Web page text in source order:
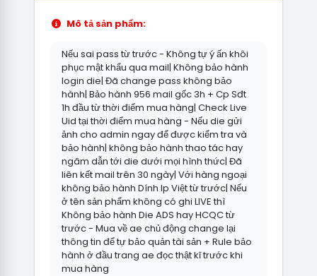
Mô tả sản phẩm:
Nếu sai pass từ trước - Không tự ý ấn khôi
phục mật khẩu qua mail| Không bảo hành
login die| Đã change pass không bảo
hành| Bảo hành 956 mail gốc 3h + Cp Sđt
1h đầu từ thời điểm mua hàng| Check Live
Uid tại thời điểm mua hàng - Nếu die gửi
ảnh cho admin ngay để được kiểm tra và
bảo hành| không bảo hành thao tác hay
ngâm dẫn tới die dưới mọi hình thức| Đã
liên kết mail trên 30 ngày| Với hàng ngoại
không bảo hành Dính Ip Việt từ trước| Nếu
ở tên sản phẩm không có ghi LIVE thì
Không bảo hành Die ADS hay HCQC từ
trước - Mua về ae chủ động change lại
thông tin để tự bảo quản tài sản + Rule bảo
hành ở đầu trang ae đọc thật kĩ trước khi
mua hàng